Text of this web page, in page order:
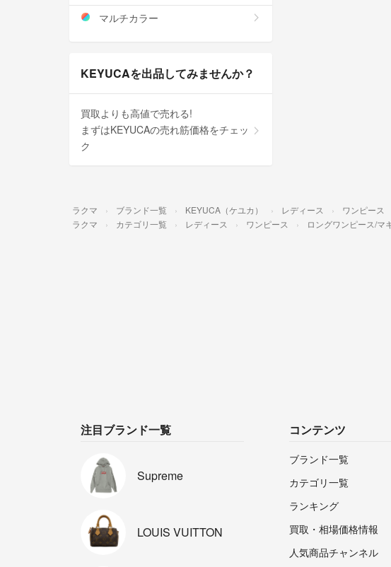
マルチカラー
KEYUCAを出品してみませんか？
買取よりも高値で売れる!
まずはKEYUCAの売れ筋価格をチェッ
ク
ラクマ ブランド一覧 KEYUCA（ケユカ） レディース ワンピース
ラクマ カテゴリ一覧 レディース ワンピース ロングワンピース/マ
注目ブランド一覧
Supreme
LOUIS VUITTON
コンテンツ
ブランド一覧
カテゴリ一覧
ランキング
買取・相場価格情報
人気商品チャンネル